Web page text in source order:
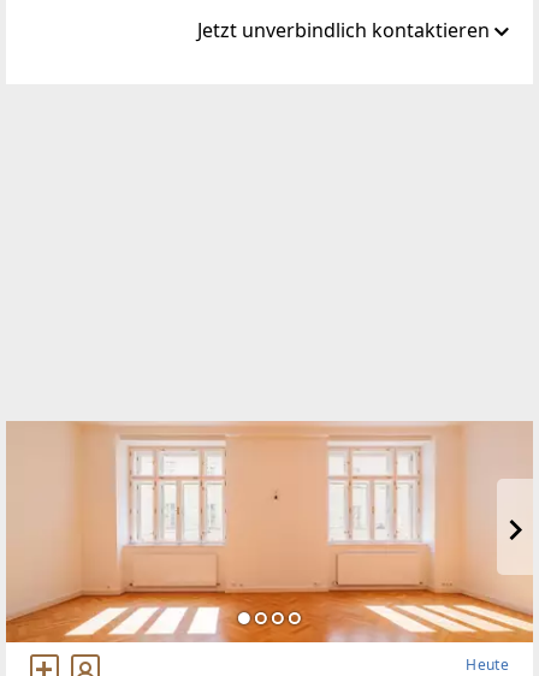
Jetzt unverbindlich kontaktieren
Heute